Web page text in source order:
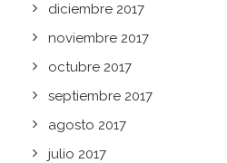
diciembre 2017
noviembre 2017
octubre 2017
septiembre 2017
agosto 2017
julio 2017